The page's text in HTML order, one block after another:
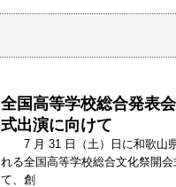
全国高等学校総合発表
式出演に向けて
7 月 31 日（土）日に和歌山
れる全国高等学校総合文化祭開
て、創